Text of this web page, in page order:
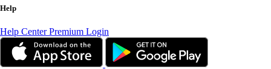
Help
Help CenterPremium Login